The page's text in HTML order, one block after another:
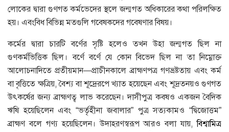
লােকের দ্বারা গুণগত কর্মভেদের স্থলে জন্মগত অধিকারের কথা পরিলক্ষিত
হয়। এবংবিধ বিভিন্ন মতগুলি গবেষকদের গবেষণার বিষয়।
কর্মের দ্বারা চারটি বর্ণের সৃষ্টি হলেও তখন উহা জন্মগত ছিল না
গুণকর্মভিত্তিক ছিল। বর্ণে বর্ণে যে কোন বিভেদ ছিল না তা নিম্নোক্ত
আলােচনাদিতে প্রতীয়মান—প্রাচীনকালে ব্রাহ্মণপত্র গণভ্রষ্টতায় এবং কর্ম
বা বৃত্তিতে ক্ষত্রিয়, বৈশ্য বা শূদ্রেরপে খ্যাত হয়েছেন এবং শূদ্রতনয়ও গুণগত
উৎকর্ষের জন্য ব্রাহ্মণত্ব লাভ করেছেন। দাসীপুত্র কবষও একজন বৈদিক
ঋষি হয়েছিলেন এবং “ভর্তৃহীনা জবালার” পুত্র সত্যকামও “দ্বিজোত্তম”
ব্রাহ্মণ বলে গণ্য হয়েছিলেন। উদাহরণস্বরূপ আরও বলা যায়,বিশ্বামিত্র